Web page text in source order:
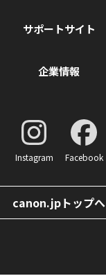
サポートサイト
企業情報
Instagram Facebook
canon.jpトップへ